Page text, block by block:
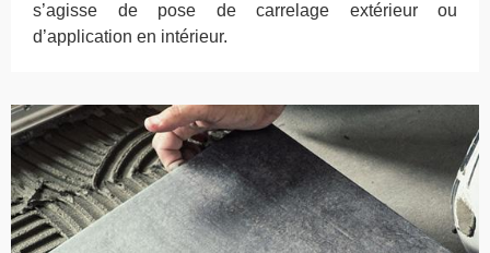
s’agisse de pose de carrelage extérieur ou
d’application en intérieur.